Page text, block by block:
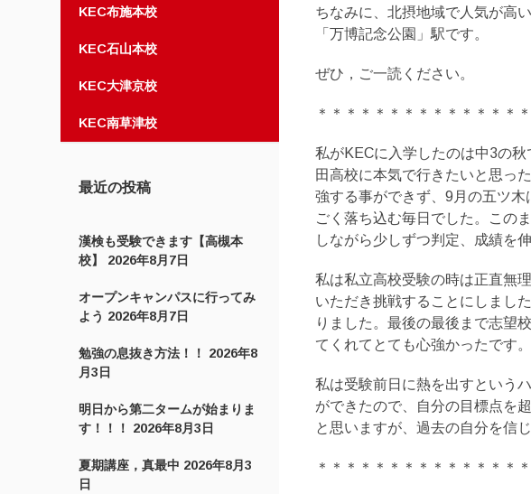
KEC布施本校
KEC石山本校
KEC大津京校
KEC南草津校
最近の投稿
漢検も受験できます【高槻本
校】
2026年8月7日
オープンキャンパスに行ってみ
よう 2026年8月7日
勉強の息抜き方法！！
2026年8
月3日
明日から第二タームが始まりま
す！！！
2026年8月3日
夏期講座，真最中 2026年8月3
日
ちなみに、北摂地域で人気が高
「万博記念公園」駅です。
ぜひ，ご一読ください。
＊＊＊＊＊＊＊＊＊＊＊＊＊＊
私がKECに入学したのは中3の
田高校に本気で行きたいと思っ
強する事ができず、9月の五ツ
ごく落ち込む毎日でした。この
しながら少しずつ判定、成績を
私は私立高校受験の時は正直無
いただき挑戦することにしまし
りました。最後の最後まで志望
てくれてとても心強かったです。
私は受験前日に熱を出すという
ができたので、自分の目標点を
と思いますが、過去の自分を信
＊＊＊＊＊＊＊＊＊＊＊＊＊＊